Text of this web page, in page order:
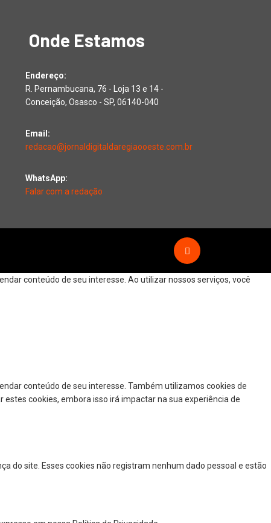
Onde Estamos
Endereço:
R. Pernambucana, 76 - Loja 13 e 14 -
Conceição, Osasco - SP, 06140-040
Email:
redacao@jornaldigitaldaregiaooeste.com.br
WhatsApp:
Falar com a redação
conteúdo de seu interesse. Ao utilizar nossos serviços, você
conteúdo de seu interesse. Também utilizamos cookies de
cookies, embora isso irá impactar na sua experiência de
do site. Esses cookies não registram nenhum dado pessoal e estão